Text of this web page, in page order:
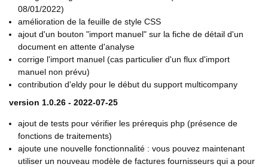
08/01/2022)
amélioration de la feuille de style CSS
ajout d'un bouton "import manuel" sur la fiche de détail d'un
document en attente d'analyse
corrige l'import manuel (cas particulier d'un flux d'import
manuel non prévu)
contribution d'eldy pour le début du support multicompany
version 1.0.26 - 2022-07-25
ajout de tests pour vérifier les prérequis php (présence de
fonctions de traitements)
ajoute une nouvelle fonctionnalité : vous pouvez maintenant
utiliser un nouveau modèle de factures fournisseurs qui a pour